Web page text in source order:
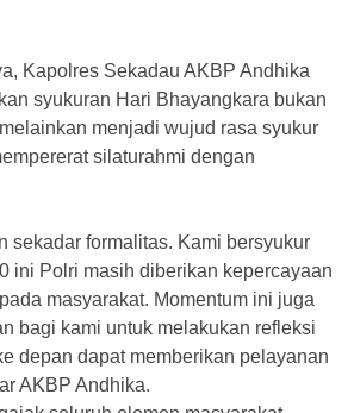
Kapolres Sekadau AKBP Andhika
syukuran Hari Bhayangkara bukan
menjadi wujud rasa syukur
silaturahmi dengan
sekadar formalitas. Kami bersyukur
ini Polri masih diberikan kepercayaan
masyarakat. Momentum ini juga
bagi kami untuk melakukan refleksi
depan dapat memberikan pelayanan
AKBP Andhika.